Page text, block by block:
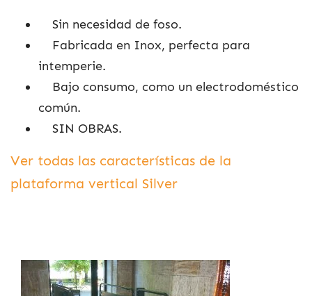
Sin necesidad de foso.
Fabricada en Inox, perfecta para
intemperie.
Bajo consumo, como un electrodoméstico
común.
SIN OBRAS.
Ver todas las características de la
plataforma vertical Silver